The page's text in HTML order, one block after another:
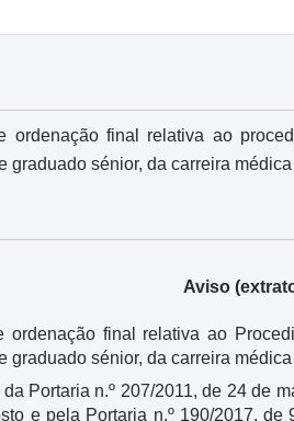
ordenação final relativa ao
graduado sénior, da carreira
Aviso
ordenação final relativa ao
graduado sénior, da carreira
Portaria n.º 207/2011, de 24 de
e pela Portaria n.º 190/2017,